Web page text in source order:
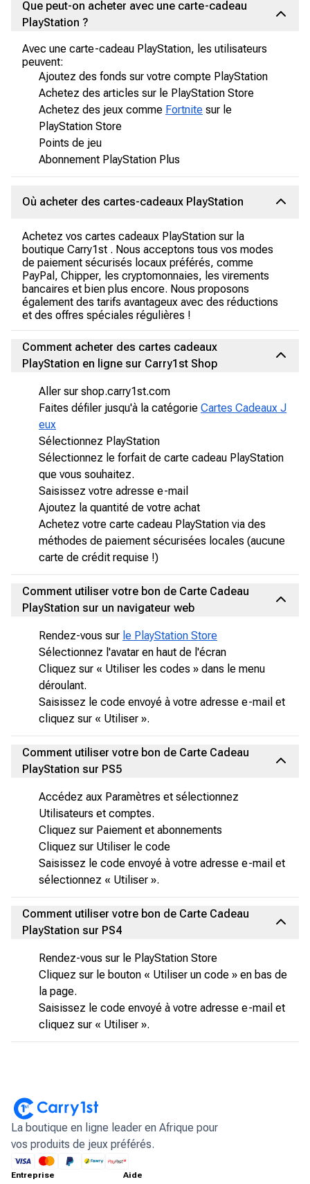
Que peut-on acheter avec une carte-cadeau
PlayStation ?
Avec une carte-cadeau PlayStation, les utilisateurs
peuvent:
Ajoutez des fonds sur votre compte PlayStation
Achetez des articles sur le PlayStation Store
Achetez des jeux comme Fortnite sur le
PlayStation Store
Points de jeu
Abonnement PlayStation Plus
Où acheter des cartes-cadeaux PlayStation
Achetez vos cartes cadeaux PlayStation sur la
boutique Carry1st . Nous acceptons tous vos modes
de paiement sécurisés locaux préférés, comme
PayPal, Chipper, les cryptomonnaies, les virements
bancaires et bien plus encore. Nous proposons
également des tarifs avantageux avec des réductions
et des offres spéciales régulières !
Comment acheter des cartes cadeaux
PlayStation en ligne sur Carry1st Shop
Aller sur shop.carry1st.com
Faites défiler jusqu'à la catégorie Cartes Cadeaux J
eux
Sélectionnez PlayStation
Sélectionnez le forfait de carte cadeau PlayStation
que vous souhaitez.
Saisissez votre adresse e-mail
Ajoutez la quantité de votre achat
Achetez votre carte cadeau PlayStation via des
méthodes de paiement sécurisées locales (aucune
carte de crédit requise !)
Comment utiliser votre bon de Carte Cadeau
PlayStation sur un navigateur web
Rendez-vous sur le PlayStation Store
Sélectionnez l'avatar en haut de l'écran
Cliquez sur « Utiliser les codes » dans le menu
déroulant.
Saisissez le code envoyé à votre adresse e-mail et
cliquez sur « Utiliser ».
Comment utiliser votre bon de Carte Cadeau
PlayStation sur PS5
Accédez aux Paramètres et sélectionnez
Utilisateurs et comptes.
Cliquez sur Paiement et abonnements
Cliquez sur Utiliser le code
Saisissez le code envoyé à votre adresse e-mail et
sélectionnez « Utiliser ».
Comment utiliser votre bon de Carte Cadeau
PlayStation sur PS4
Rendez-vous sur le PlayStation Store
Cliquez sur le bouton « Utiliser un code » en bas de
la page.
Saisissez le code envoyé à votre adresse e-mail et
cliquez sur « Utiliser ».
La boutique en ligne leader en Afrique pour
vos produits de jeux préférés.
Entreprise Aide